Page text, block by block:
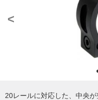
<
20レールに対応した、中央が